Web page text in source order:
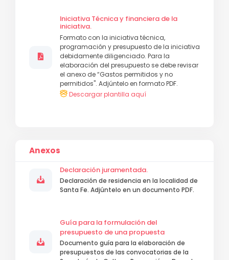
Iniciativa Técnica y financiera de la
iniciativa.
Formato con la iniciativa técnica,
programación y presupuesto de la iniciativa
debidamente diligenciado. Para la
elaboración del presupuesto se debe revisar
el anexo de “Gastos permitidos y no
permitidos". Adjúntelo en formato PDF.
Descargar plantilla aquí
Anexos
Declaración juramentada.
Declaración de residencia en la localidad de
Santa Fe. Adjúntelo en un documento PDF.
Guía para la formulación del
presupuesto de una propuesta
Documento guía para la elaboración de
presupuestos de las convocatorias de la